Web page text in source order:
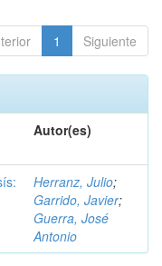
1 Siguiente
Autor(es)
Herranz, Julio;
Garrido, Javier;
Guerra, José
Antonio